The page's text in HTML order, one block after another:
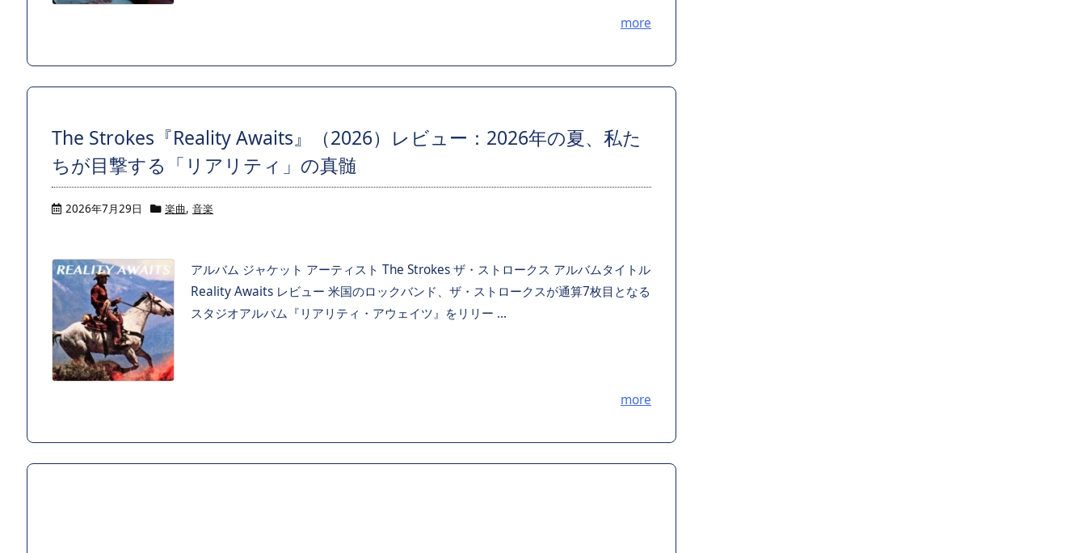
more
The Strokes『Reality Awaits』（2026）レビュー：2026年の夏、私た
ちが目撃する「リアリティ」の真髄
2026年7月29日 楽曲, 音楽
アルバム ジャケット アーティスト The Strokes ザ・ストロークス アルバムタイトル
Reality Awaits レビュー 米国のロックバンド、ザ・ストロークスが通算7枚目となる
スタジオアルバム『リアリティ・アウェイツ』をリリー ...
more